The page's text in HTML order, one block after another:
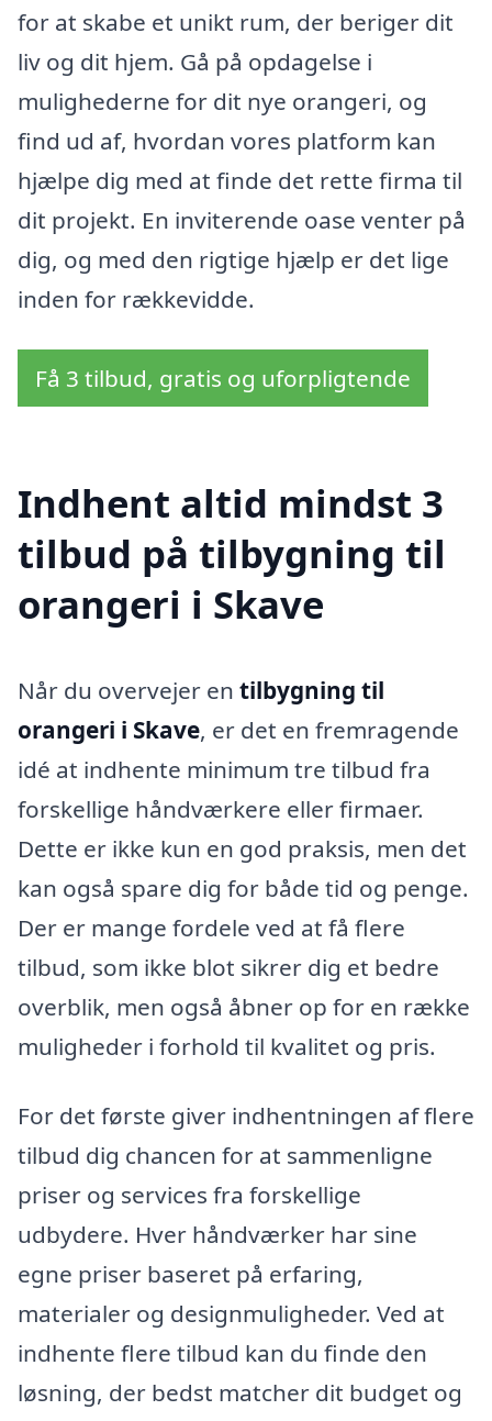
for at skabe et unikt rum, der beriger dit
liv og dit hjem. Gå på opdagelse i
mulighederne for dit nye orangeri, og
find ud af, hvordan vores platform kan
hjælpe dig med at finde det rette firma til
dit projekt. En inviterende oase venter på
dig, og med den rigtige hjælp er det lige
inden for rækkevidde.
Få 3 tilbud, gratis og uforpligtende
Indhent altid mindst 3
tilbud på tilbygning til
orangeri i Skave
Når du overvejer en tilbygning til
orangeri i Skave, er det en fremragende
idé at indhente minimum tre tilbud fra
forskellige håndværkere eller firmaer.
Dette er ikke kun en god praksis, men det
kan også spare dig for både tid og penge.
Der er mange fordele ved at få flere
tilbud, som ikke blot sikrer dig et bedre
overblik, men også åbner op for en række
muligheder i forhold til kvalitet og pris.
For det første giver indhentningen af flere
tilbud dig chancen for at sammenligne
priser og services fra forskellige
udbydere. Hver håndværker har sine
egne priser baseret på erfaring,
materialer og designmuligheder. Ved at
indhente flere tilbud kan du finde den
løsning, der bedst matcher dit budget og